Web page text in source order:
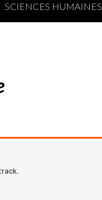
SCIENCES HUMAINES